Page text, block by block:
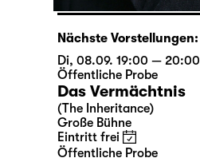
Nächste Vorstellungen:
Di, 08.09. 19:00 — 20:00
Öffentliche Probe
Das Vermächtnis
(The Inheritance)
Große Bühne
Eintritt frei
Öffentliche Probe